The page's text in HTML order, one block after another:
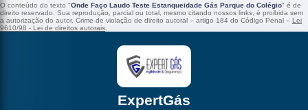
O conteúdo do texto "Onde Faço Laudo Teste Estanqueidade Gás Parque do Colégio" é de
direito reservado. Sua reprodução, parcial ou total, mesmo citando nossos links, é proibida sem
a autorização do autor. Crime de violação de direito autoral – artigo 184 do Código Penal – Lei
9610/98 - Lei de direitos autorais
ExpertGás